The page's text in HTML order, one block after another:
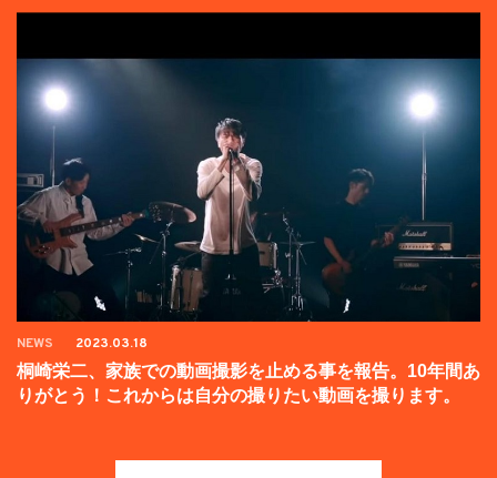
NEWS 2023.03.18
桐崎栄二、家族での動画撮影を止める事を報告。10年間あ
りがとう！これからは自分の撮りたい動画を撮ります。